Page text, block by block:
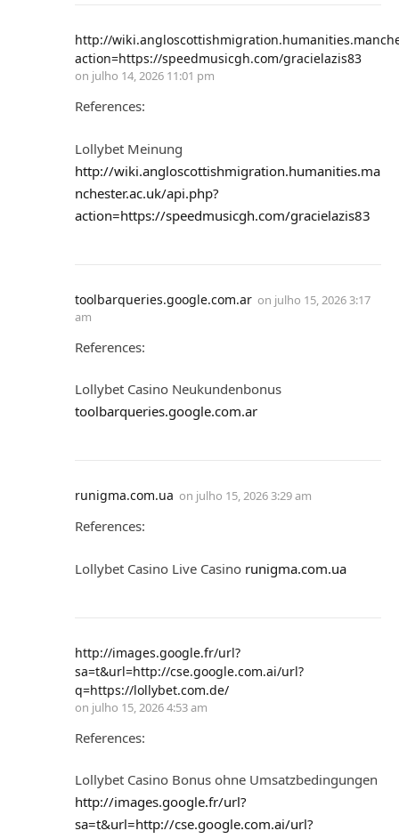
http://
action=https://speedmusicgh.com/gracielazis83
on julho 14, 2026 11:01 pm
References:
Lollybet Meinung
http://wiki.angloscottishmigration.humanities.ma
nchester.ac.uk/api.php?
action=https://speedmusicgh.com/gracielazis83
toolbarqueries.google.com.ar on julho 15, 2026 3:17
am
References:
Lollybet Casino Neukundenbonus
toolbarqueries.google.com.ar
runigma.com.ua on julho 15, 2026 3:29 am
References:
Lollybet Casino Live Casino runigma.com.ua
http://images.google.fr/url?
sa=t&url=http://cse.google.com.ai/url?
q=https://lollybet.com.de/
on julho 15, 2026 4:53 am
References:
Lollybet Casino Bonus ohne Umsatzbedingungen
http://images.google.fr/url?
sa=t&url=http://cse.google.com.ai/url?